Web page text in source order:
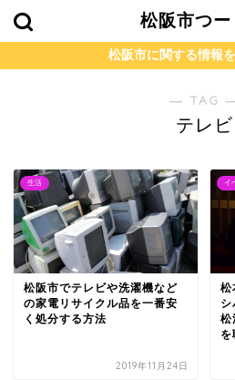
松阪市つ
松阪市に関する情報
― TAG
テレビ
生活
松阪市でテレビや洗濯機など
の家電リサイクル品を一番安
く処分する方法
2019年11月24日
イ
松
松
を